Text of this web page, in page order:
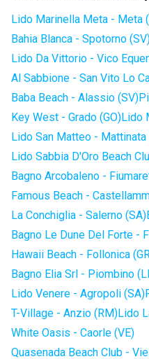
Lido Marinella Meta - Meta
Bahia Blanca - Spotorno
Lido Da Vittorio - Vico
Al Sabbione - San Vito Lo
Baba Beach - Alassio (SV)
Key West - Grado (GO)Lido
Lido San Matteo - Mattinata
Lido Sabbia D'Oro Beach
Bagno Arcobaleno -
Famous Beach -
La Conchiglia - Salerno (SA)
Bagno Le Dune Del Forte -
Hawaii Beach - Follonica
Bagno Elia Srl - Piombino
Lido Venere - Agropoli (SA)
T-Village - Anzio (RM)Lido
White Oasis - Caorle (VE)
Quasenada Beach Club -